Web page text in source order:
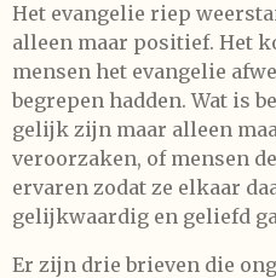
Het evangelie riep
alleen maar positief. Het
mensen het evangelie
begrepen hadden. Wat is
gelijk zijn maar alleen
veroorzaken, of mensen
ervaren zodat ze elkaar
gelijkwaardig en geliefd
Er zijn drie brieven die